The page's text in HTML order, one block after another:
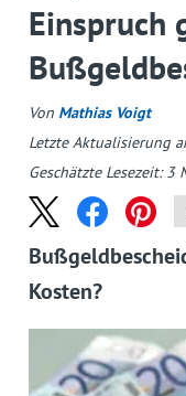
Einspruch
Von Mathias Voigt
Letzte Aktualisierung
Geschätzte Lesezeit:3
Kosten?